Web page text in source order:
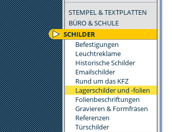
STEMPEL & TEXTPLATTEN
BÜRO & SCHULE
SCHILDER
Befestigungen
Leuchtreklame
Historische Schilder
Emailschilder
Rund um das KFZ
Lagerschilder und -folien
Folienbeschriftungen
Gravieren & Formfräsen
Referenzen
Türschilder